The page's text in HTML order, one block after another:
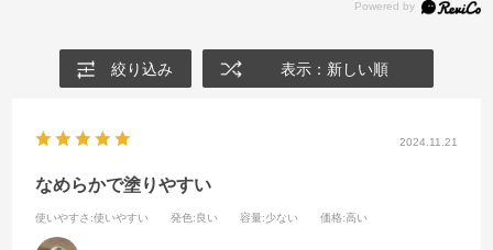
絞り込み 表示：新しい順
2024.11.21
なめらかで塗りやすい
使いやすさ :使いやすい 発色:良い 容量:少ない 価格:高い